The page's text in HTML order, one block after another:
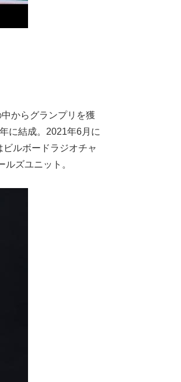
からグランプリを獲
に結成。2021年6月に
ルボードラジオチャ
ズユニット。